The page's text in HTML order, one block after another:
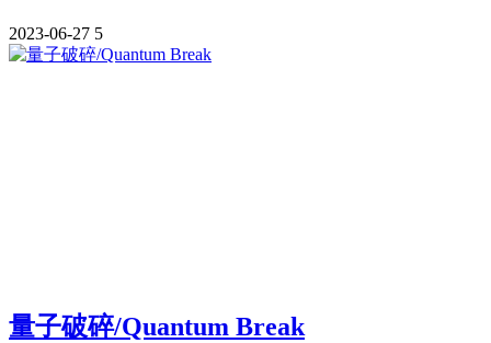
2023-06-27 5
量子破碎/Quantum Break